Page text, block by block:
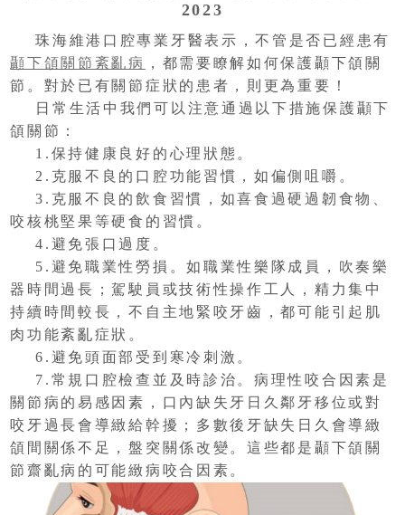
2023
珠海維港口腔專業牙醫表示，不管是否已經患有
顳下頜關節紊亂病
，都需要瞭解如何保護顳下頜關
節。對於已有關節症狀的患者，則更為重要！
日常生活中我們可以注意通過以下措施保護顳下
頜關節：
1.保持健康良好的心理狀態。
2.克服不良的口腔功能習慣，如偏側咀嚼。
3.克服不良的飲食習慣，如喜食過硬過韌食物、
咬核桃堅果等硬食的習慣。
4.避免張口過度。
5.避免職業性勞損。如職業性樂隊成員，吹奏樂
器時間過長；駕駛員或技術性操作工人，精力集中
持續時間較長，不自主地緊咬牙齒，都可能引起肌
肉功能紊亂症狀。
6.避免頭面部受到寒冷刺激。
7.常規口腔檢查並及時診治。病理性咬合因素是
關節病的易感因素，口內缺失牙日久鄰牙移位或對
咬牙過長會導緻給幹擾；多數後牙缺失日久會導緻
頜間關係不足，盤突關係改變。這些都是顳下頜關
節齋亂病的可能緻病咬合因素。